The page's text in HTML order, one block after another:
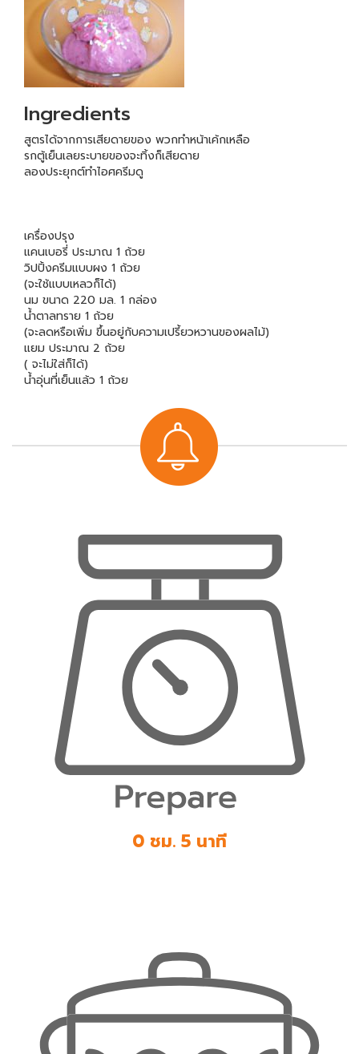
Ingredients
สูตรได้จากการเสียดายของ พวกทำหน้าเค้กเหลือ
รกตู้เย็นเลยระบายของจะทิ้งก็เสียดาย
ลองประยุกต์ทำไอศครีมดู
เครื่องปรุง
แคนเบอรี่ ประมาณ 1 ถ้วย
วิปปิ้งครีมแบบผง 1 ถ้วย
(จะใช้แบบเหลวก็ได้)
นม ขนาด 220 มล. 1 กล่อง
น้ำตาลทราย 1 ถ้วย
(จะลดหรือเพิ่ม ขึ้นอยู่กับความเปรี้ยวหวานของผลไม้)
แยม ประมาณ 2 ถ้วย
( จะไม่ใส่ก็ได้)
น้ำอุ่นที่เย็นแล้ว 1 ถ้วย
0 ชม. 5 นาที